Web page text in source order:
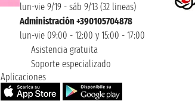
lun-vie 9/19 - sáb 9/13 (32 lineas)
Administración +390105704878
lun-vie 09:00 - 12:00 y 15:00 - 17:00
Asistencia gratuita
Soporte especializado
Aplicaciones